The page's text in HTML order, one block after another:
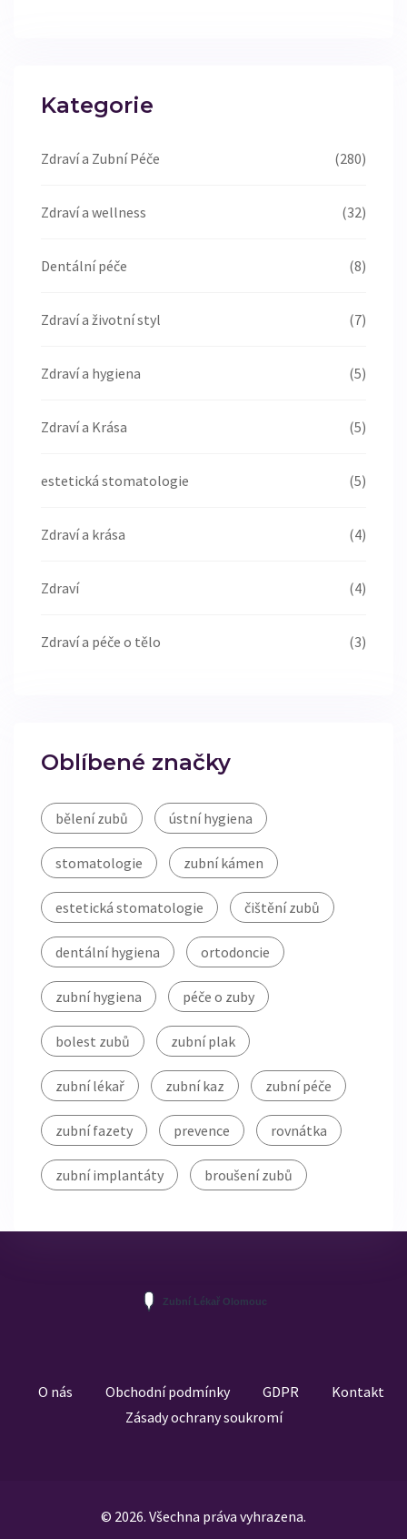
Kategorie
Zdraví a Zubní Péče (280)
Zdraví a wellness (32)
Dentální péče (8)
Zdraví a životní styl (7)
Zdraví a hygiena (5)
Zdraví a Krása (5)
estetická stomatologie (5)
Zdraví a krása (4)
Zdraví (4)
Zdraví a péče o tělo (3)
Oblíbené značky
bělení zubů ústní hygiena
stomatologie zubní kámen
estetická stomatologie čištění zubů
dentální hygiena ortodoncie
zubní hygiena péče o zuby
bolest zubů zubní plak
zubní lékař zubní kaz zubní péče
zubní fazety prevence rovnátka
zubní implantáty broušení zubů
O nás Obchodní podmínky GDPR
Kontakt
Zásady ochrany soukromí
© 2026. Všechna práva vyhrazena.